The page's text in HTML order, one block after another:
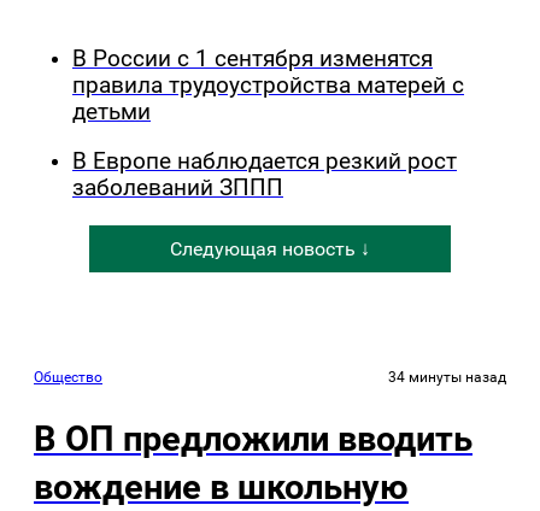
В России с 1 сентября изменятся
правила трудоустройства матерей с
детьми
В Европе наблюдается резкий рост
заболеваний ЗППП
Следующая новость ↓
Общество 34 минуты назад
В ОП предложили вводить
вождение в школьную